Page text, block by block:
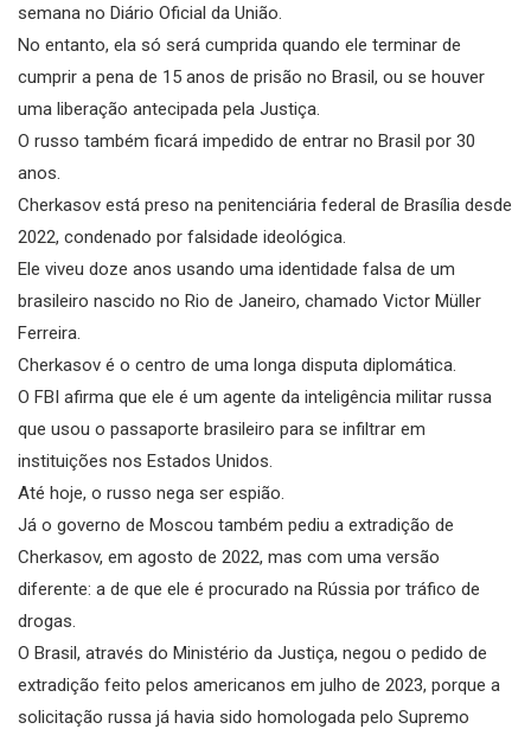
semana no Diário Oficial da União.
No entanto, ela só será cumprida quando ele terminar de
cumprir a pena de 15 anos de prisão no Brasil, ou se houver
uma liberação antecipada pela Justiça.
O russo também ficará impedido de entrar no Brasil por 30
anos.
Cherkasov está preso na penitenciária federal de Brasília desde
2022, condenado por falsidade ideológica.
Ele viveu doze anos usando uma identidade falsa de um
brasileiro nascido no Rio de Janeiro, chamado Victor Müller
Ferreira.
Cherkasov é o centro de uma longa disputa diplomática.
O FBI afirma que ele é um agente da inteligência militar russa
que usou o passaporte brasileiro para se infiltrar em
instituições nos Estados Unidos.
Até hoje, o russo nega ser espião.
Já o governo de Moscou também pediu a extradição de
Cherkasov, em agosto de 2022, mas com uma versão
diferente: a de que ele é procurado na Rússia por tráfico de
drogas.
O Brasil, através do Ministério da Justiça, negou o pedido de
extradição feito pelos americanos em julho de 2023, porque a
solicitação russa já havia sido homologada pelo Supremo